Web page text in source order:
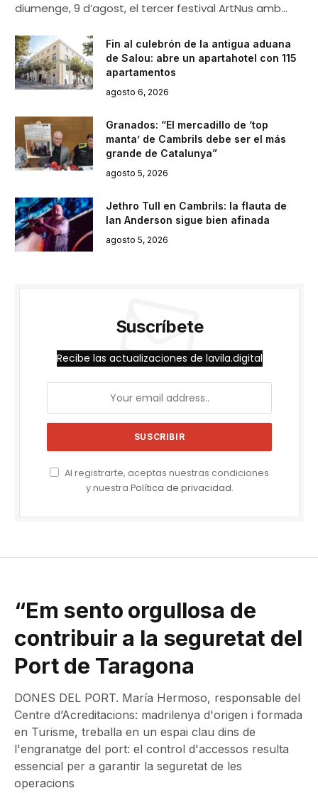
diumenge, 9 d’agost, el tercer festival ArtNus amb…
Fin al culebrón de la antigua aduana
de Salou: abre un apartahotel con 115
apartamentos
agosto 6, 2026
Granados: “El mercadillo de ‘top
manta’ de Cambrils debe ser el más
grande de Catalunya”
agosto 5, 2026
Jethro Tull en Cambrils: la flauta de
Ian Anderson sigue bien afinada
agosto 5, 2026
Suscríbete
Recibe las actualizaciones de lavila.digital
Al registrarte, aceptas nuestras condiciones
y nuestra Política de privacidad.
“Em sento orgullosa de
contribuir a la seguretat del
Port de Taragona
DONES DEL PORT. María Hermoso, responsable del
Centre d’Acreditacions: madrilenya d'origen i formada
en Turisme, treballa en un espai clau dins de
l'engranatge del port: el control d'accessos resulta
essencial per a garantir la seguretat de les
operacions